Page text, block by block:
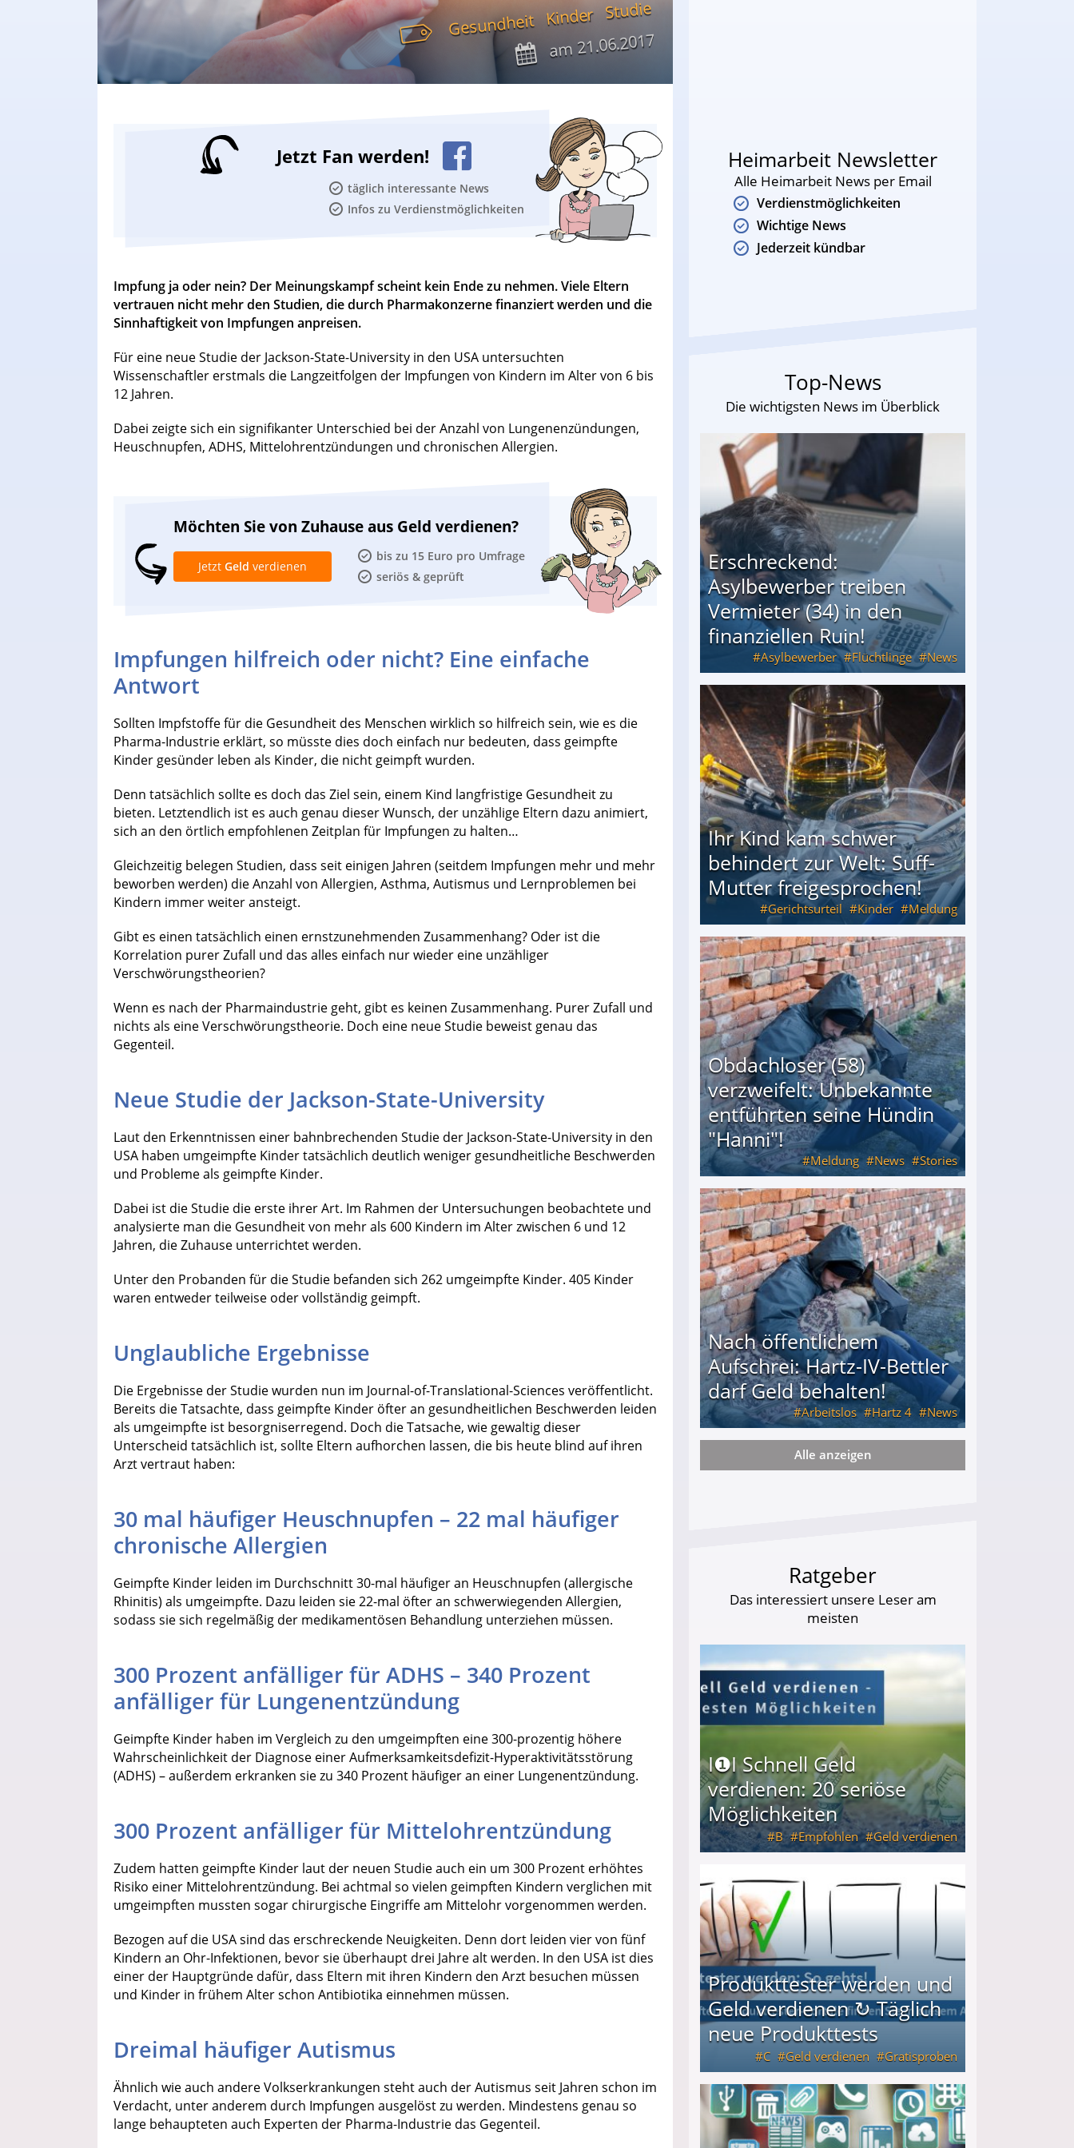
Gesundheit Kinder Studie
am21.06.2017
Jetzt Fan werden!
täglich interessante News
Infos zu Verdienstmöglichkeiten
Impfung ja oder nein? Der Meinungskampf scheint kein Ende zu nehmen. Viele Eltern
vertrauen nicht mehr den Studien, die durch Pharmakonzerne finanziert werden und die
Sinnhaftigkeit von Impfungen anpreisen.
Für eine neue Studie der Jackson-State-University in den USA untersuchten
Wissenschaftler erstmals die Langzeitfolgen der Impfungen von Kindern im Alter von 6 bis
12 Jahren.
Dabei zeigte sich ein signifikanter Unterschied bei der Anzahl von Lungenenzündungen,
Heuschnupfen, ADHS, Mittelohrentzündungen und chronischen Allergien.
Möchten Sie von Zuhause aus Geld verdienen?
bis zu 15 Euro pro Umfrage
seriös & geprüft
Jetzt Geld verdienen
Impfungen hilfreich oder nicht? Eine einfache
Antwort
Sollten Impfstoffe für die Gesundheit des Menschen wirklich so hilfreich sein, wie es die
Pharma-Industrie erklärt, so müsste dies doch einfach nur bedeuten, dass geimpfte
Kinder gesünder leben als Kinder, die nicht geimpft wurden.
Denn tatsächlich sollte es doch das Ziel sein, einem Kind langfristige Gesundheit zu
bieten. Letztendlich ist es auch genau dieser Wunsch, der unzählige Eltern dazu animiert,
sich an den örtlich empfohlenen Zeitplan für Impfungen zu halten…
Gleichzeitig belegen Studien, dass seit einigen Jahren (seitdem Impfungen mehr und mehr
beworben werden) die Anzahl von Allergien, Asthma, Autismus und Lernproblemen bei
Kindern immer weiter ansteigt.
Gibt es einen tatsächlich einen ernstzunehmenden Zusammenhang? Oder ist die
Korrelation purer Zufall und das alles einfach nur wieder eine unzähliger
Verschwörungstheorien?
Wenn es nach der Pharmaindustrie geht, gibt es keinen Zusammenhang. Purer Zufall und
nichts als eine Verschwörungstheorie. Doch eine neue Studie beweist genau das
Gegenteil.
Neue Studie der Jackson-State-University
Laut den Erkenntnissen einer bahnbrechenden Studie der Jackson-State-University in den
USA haben umgeimpfte Kinder tatsächlich deutlich weniger gesundheitliche Beschwerden
und Probleme als geimpfte Kinder.
Dabei ist die Studie die erste ihrer Art. Im Rahmen der Untersuchungen beobachtete und
analysierte man die Gesundheit von mehr als 600 Kindern im Alter zwischen 6 und 12
Jahren, die Zuhause unterrichtet werden.
Unter den Probanden für die Studie befanden sich 262 umgeimpfte Kinder. 405 Kinder
waren entweder teilweise oder vollständig geimpft.
Unglaubliche Ergebnisse
Die Ergebnisse der Studie wurden nun im Journal-of-Translational-Sciences veröffentlicht.
Bereits die Tatsachte, dass geimpfte Kinder öfter an gesundheitlichen Beschwerden leiden
als umgeimpfte ist besorgniserregend. Doch die Tatsache, wie gewaltig dieser
Unterscheid tatsächlich ist, sollte Eltern aufhorchen lassen, die bis heute blind auf ihren
Arzt vertraut haben:
30 mal häufiger Heuschnupfen – 22 mal häufiger
chronische Allergien
Geimpfte Kinder leiden im Durchschnitt 30-mal häufiger an Heuschnupfen (allergische
Rhinitis) als umgeimpfte. Dazu leiden sie 22-mal öfter an schwerwiegenden Allergien,
sodass sie sich regelmäßig der medikamentösen Behandlung unterziehen müssen.
300 Prozent anfälliger für ADHS – 340 Prozent
anfälliger für Lungenentzündung
Geimpfte Kinder haben im Vergleich zu den umgeimpften eine 300-prozentig höhere
Wahrscheinlichkeit der Diagnose einer Aufmerksamkeitsdefizit-Hyperaktivitätsstörung
(ADHS) – außerdem erkranken sie zu 340 Prozent häufiger an einer Lungenentzündung.
300 Prozent anfälliger für Mittelohrentzündung
Zudem hatten geimpfte Kinder laut der neuen Studie auch ein um 300 Prozent erhöhtes
Risiko einer Mittelohrentzündung. Bei achtmal so vielen geimpften Kindern verglichen mit
umgeimpften mussten sogar chirurgische Eingriffe am Mittelohr vorgenommen werden.
Bezogen auf die USA sind das erschreckende Neuigkeiten. Denn dort leiden vier von fünf
Kindern an Ohr-Infektionen, bevor sie überhaupt drei Jahre alt werden. In den USA ist dies
einer der Hauptgründe dafür, dass Eltern mit ihren Kindern den Arzt besuchen müssen
und Kinder in frühem Alter schon Antibiotika einnehmen müssen.
Dreimal häufiger Autismus
Ähnlich wie auch andere Volkserkrankungen steht auch der Autismus seit Jahren schon im
Verdacht, unter anderem durch Impfungen ausgelöst zu werden. Mindestens genau so
lange behaupteten auch Experten der Pharma-Industrie das Gegenteil.
Heimarbeit Newsletter
Alle Heimarbeit News per Email
Verdienstmöglichkeiten
Wichtige News
Jederzeit kündbar
Top-News
Die wichtigsten News im Überblick
Erschreckend:
Asylbewerber treiben
Vermieter (34) in den
finanziellen Ruin!
Asylbewerber Flüchtlinge News
Erschreckend: Asylbewerber treiben Vermieter (34) in den finanziellen Ruin!
Ihr Kind kam schwer
behindert zur Welt: Suff-
Mutter freigesprochen!
Gerichtsurteil Kinder Meldung
Ihr Kind kam schwer behindert zur Welt: Suff-Mutter freigesprochen!
Obdachloser (58)
verzweifelt: Unbekannte
entführten seine Hündin
"Hanni"!
Meldung News Stories
Obdachloser (58) verzweifelt: Unbekannte entführten seine Hündin "Hanni"!
Nach öffentlichem
Aufschrei: Hartz-IV-Bettler
darf Geld behalten!
Arbeitslos Hartz 4 News
Nach öffentlichem Aufschrei: Hartz-IV-Bettler darf Geld behalten!
Alle anzeigen
Ratgeber
Das interessiert unsere Leser am
meisten
I❶I Schnell Geld
verdienen: 20 seriöse
Möglichkeiten
B Empfohlen Geld verdienen
I❶I Schnell Geld verdienen: 20 seriöse Möglichkeiten
Produkttester werden und
Geld verdienen ↻ Täglich
neue Produkttests
C Geld verdienen Gratisproben
Produkttester werden und Geld verdienen ↻ Täglich neue Produkttests